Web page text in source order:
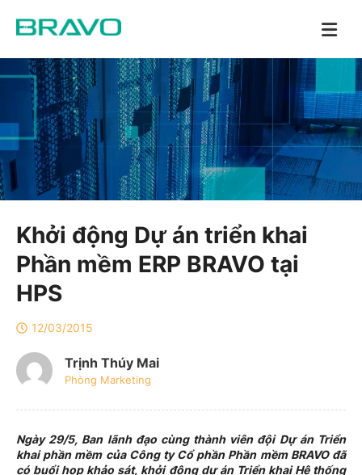
Khởi động Dự án triển khai
Phần mềm ERP BRAVO tại
HPS
12/03/2015
Trịnh Thúy Mai
Phòng Marketing
Ngày 29/5, Ban lãnh đạo cùng thành viên đội Dự án Triển
khai phần mềm của Công ty Cổ phần Phần mềm BRAVO đã
có buổi họp khảo sát, khởi động dự án Triển khai Hệ thống